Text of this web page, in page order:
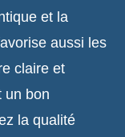
et la
aussi les
claire et
un bon
la qualité